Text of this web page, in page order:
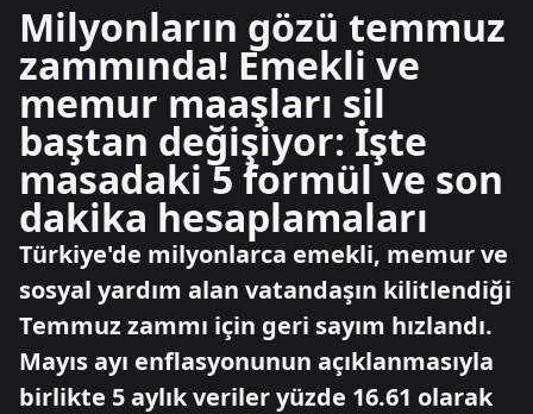
Milyonların gözü temmuz
zammında! Emekli ve
memur maaşları sil
baştan değişiyor: İşte
masadaki 5 formül ve son
dakika hesaplamaları
Türkiye'de milyonlarca emekli, memur ve
sosyal yardım alan vatandaşın kilitlendiği
Temmuz zammı için geri sayım hızlandı.
Mayıs ayı enflasyonunun açıklanmasıyla
birlikte 5 aylık veriler yüzde 16.61 olarak